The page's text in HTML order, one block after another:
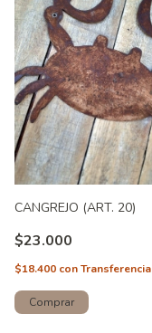
CANGREJO (ART. 20)
$23.000
$18.400 conTransferencia